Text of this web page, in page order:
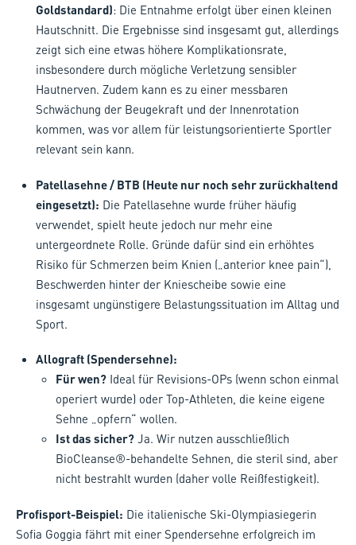
Goldstandard): Die Entnahme erfolgt über einen kleinen
Hautschnitt. Die Ergebnisse sind insgesamt gut, allerdings
zeigt sich eine etwas höhere Komplikationsrate,
insbesondere durch mögliche Verletzung sensibler
Hautnerven. Zudem kann es zu einer messbaren
Schwächung der Beugekraft und der Innenrotation
kommen, was vor allem für leistungsorientierte Sportler
relevant sein kann.
Patellasehne / BTB (Heute nur noch sehr zurückhaltend
eingesetzt): Die Patellasehne wurde früher häufig
verwendet, spielt heute jedoch nur mehr eine
untergeordnete Rolle. Gründe dafür sind ein erhöhtes
Risiko für Schmerzen beim Knien („anterior knee pain“),
Beschwerden hinter der Kniescheibe sowie eine
insgesamt ungünstigere Belastungssituation im Alltag und
Sport.
Allograft (Spendersehne):
Für wen?Ideal für Revisions-OPs (wenn schon einmal
operiert wurde) oder Top-Athleten, die keine eigene
Sehne „opfern“ wollen.
Ist das sicher?Ja. Wir nutzen ausschließlich
BioCleanse®-behandelte Sehnen, die steril sind, aber
nicht bestrahlt wurden (daher volle Reißfestigkeit).
Profisport-Beispiel: Die italienische Ski-Olympiasiegerin
Sofia Goggia fährt mit einer Spendersehne erfolgreich im